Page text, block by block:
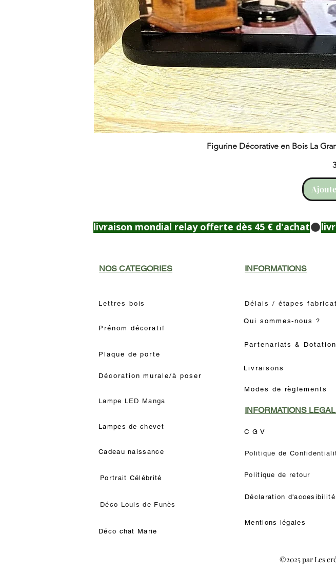
Figurine Décorative en Bois La
livraison mondial relay offerte dès 45 € d'achat
NOS CATEGORIES
Lettres bois
Prénom décoratif
Plaque de porte
Décoration murale/à poser
Lampe LED Manga
Lampes de chevet
Cadeau naissance
Portrait Célébrité
Déco Louis de Funès
Déco chat Marie
INFORMATIONS
Délais / étapes
Qui sommes-nous ?
Partenariats &
Livraisons
Modes de règlements
INFORMATIONS
C G V
Politique de
Politique de retour
Déclaration d'accesibilité
Mentions légales
©2025 par Les